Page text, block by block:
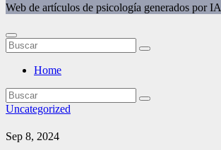
Web de artículos de psicología generados por IA
Home
Uncategorized
Sep 8, 2024